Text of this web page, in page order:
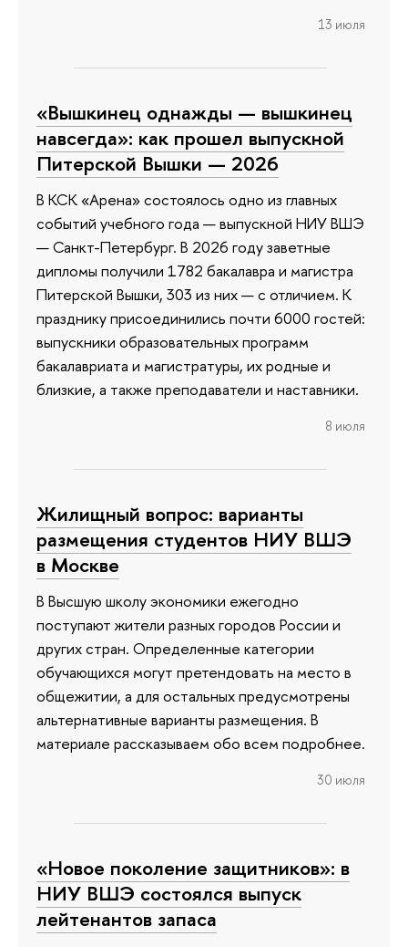
13 июля
«Вышкинец однажды — вышкинец
навсегда»: как прошел выпускной
Питерской Вышки — 2026
В КСК «Арена» состоялось одно из главных
событий учебного года — выпускной НИУ ВШЭ
— Санкт-Петербург. В 2026 году заветные
дипломы получили 1782 бакалавра и магистра
Питерской Вышки, 303 из них — с отличием. К
празднику присоединились почти 6000 гостей:
выпускники образовательных программ
бакалавриата и магистратуры, их родные и
близкие, а также преподаватели и наставники.
8 июля
Жилищный вопрос: варианты
размещения студентов НИУ ВШЭ
в Москве
В Высшую школу экономики ежегодно
поступают жители разных городов России и
других стран. Определенные категории
обучающихся могут претендовать на место в
общежитии, а для остальных предусмотрены
альтернативные варианты размещения. В
материале рассказываем обо всем подробнее.
30 июля
«Новое поколение защитников»: в
НИУ ВШЭ состоялся выпуск
лейтенантов запаса